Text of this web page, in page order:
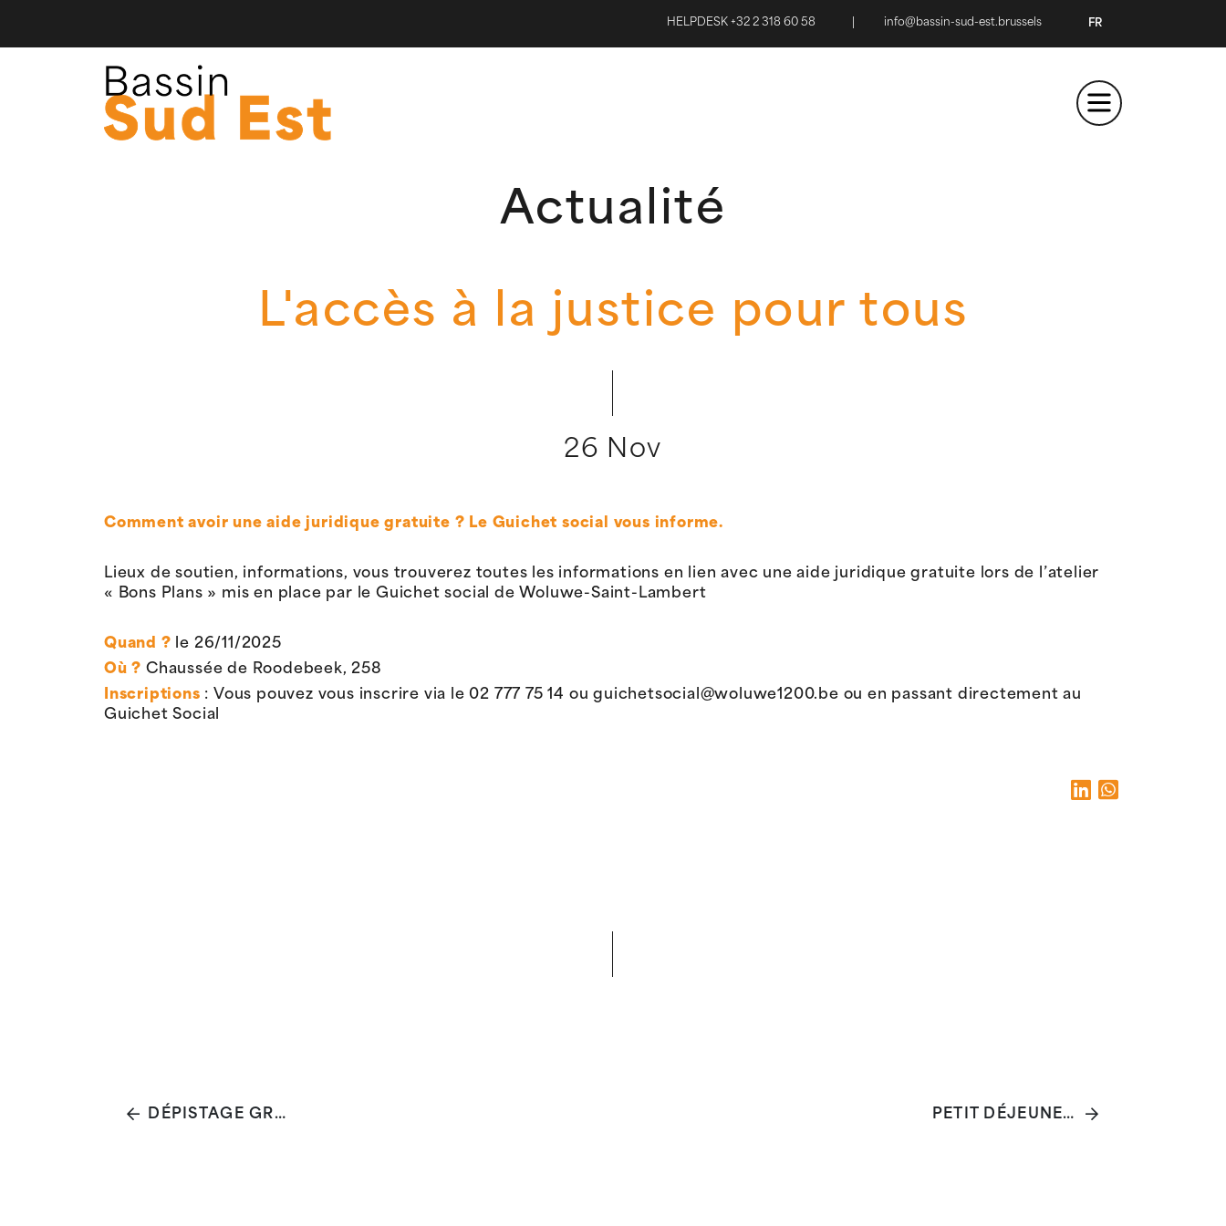
HELPDESK +32 2 318 60 58 info@bassin-sud-est.brussels FR
Actualité
L'accès à la justice pour tous
26 Nov
Comment avoir une aide juridique gratuite ? Le Guichet social vous informe.
Lieux de soutien, informations, vous trouverez toutes les informations en lien avec une aide juridique gratuite lors de l’atelier
« Bons Plans » mis en place par le Guichet social de Woluwe-Saint-Lambert
Quand ? le 26/11/2025
Où ? Chaussée de Roodebeek, 258
Inscriptions : Vous pouvez vous inscrire via le 02 777 75 14 ou guichetsocial@woluwe1200.be ou en passant directement au
Guichet Social
DÉPISTAGE GRATUIT DES ISTS PETIT DÉJEUNER GRATUIT AVEC DES PRODUITS OXFAM